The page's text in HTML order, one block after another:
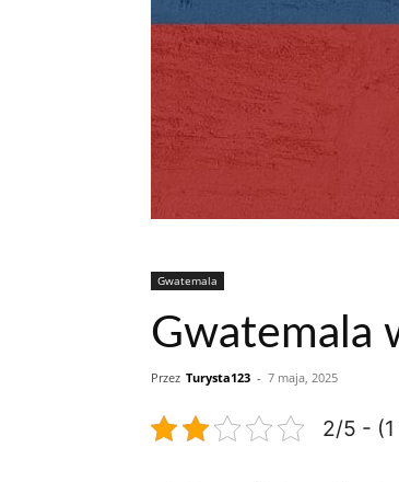
Gwatemala
Gwatemala
Przez Turysta123 - 7 maja, 2025
2/5 -